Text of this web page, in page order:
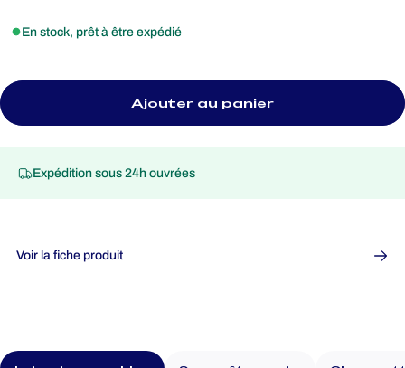
En stock, prêt à être expédié
Ajouter au panier
Expédition sous 24h ouvrées
Voir la fiche produit